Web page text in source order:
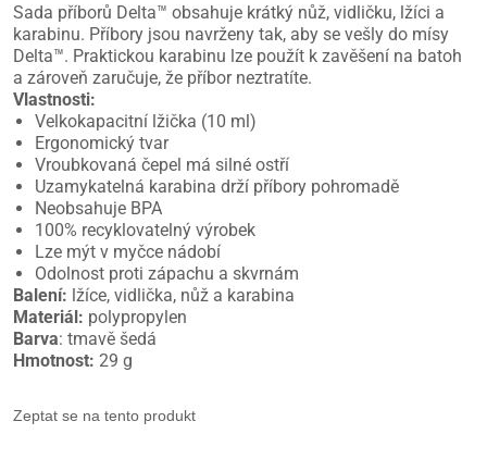
Sada příborů Delta™ obsahuje krátký nůž, vidličku, lžíci a
karabinu. Příbory jsou navrženy tak, aby se vešly do mísy
Delta™. Praktickou karabinu lze použít k zavěšení na batoh
a zároveň zaručuje, že příbor neztratíte.
Vlastnosti:
Velkokapacitní lžička (10 ml)
Ergonomický tvar
Vroubkovaná čepel má silné ostří
Uzamykatelná karabina drží příbory pohromadě
Neobsahuje BPA
100% recyklovatelný výrobek
Lze mýt v myčce nádobí
Odolnost proti zápachu a skvrnám
Balení: lžíce, vidlička, nůž a karabina
Materiál: polypropylen
Barva: tmavě šedá
Hmotnost: 29 g
Zeptat se na tento produkt